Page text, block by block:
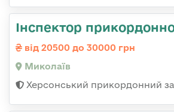
Інспектор
від 20500 до 30000 грн
Миколаїв
Херсонський прикордонний